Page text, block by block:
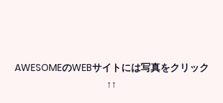
AWESOMEのWEBサイトには写真をクリック
↑↑